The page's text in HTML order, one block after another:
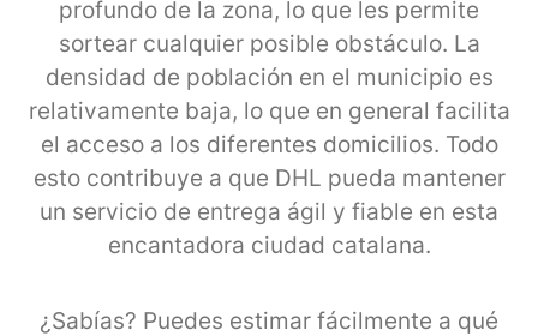
profundo de la zona, lo que les permite
sortear cualquier posible obstáculo. La
densidad de población en el municipio es
relativamente baja, lo que en general facilita
el acceso a los diferentes domicilios. Todo
esto contribuye a que DHL pueda mantener
un servicio de entrega ágil y fiable en esta
encantadora ciudad catalana.
¿Sabías? Puedes estimar fácilmente a qué